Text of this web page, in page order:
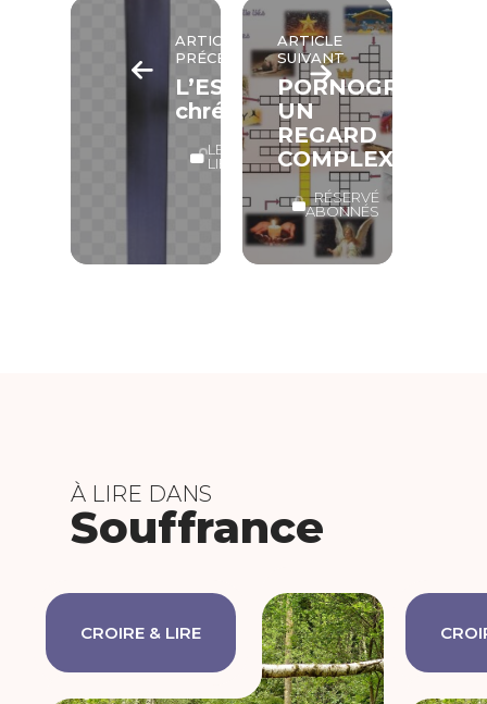
ARTICLE
PRÉCÉDENT
L’ESPÉRANCE
chrétienne
LECTURE
LIBRE
ARTICLE
SUIVANT
UN
REGARD
COMPLEXIFIANT
RÉSERVÉ
ABONNÉS
À LIRE DANS
Souffrance
CROIRE & LIRE